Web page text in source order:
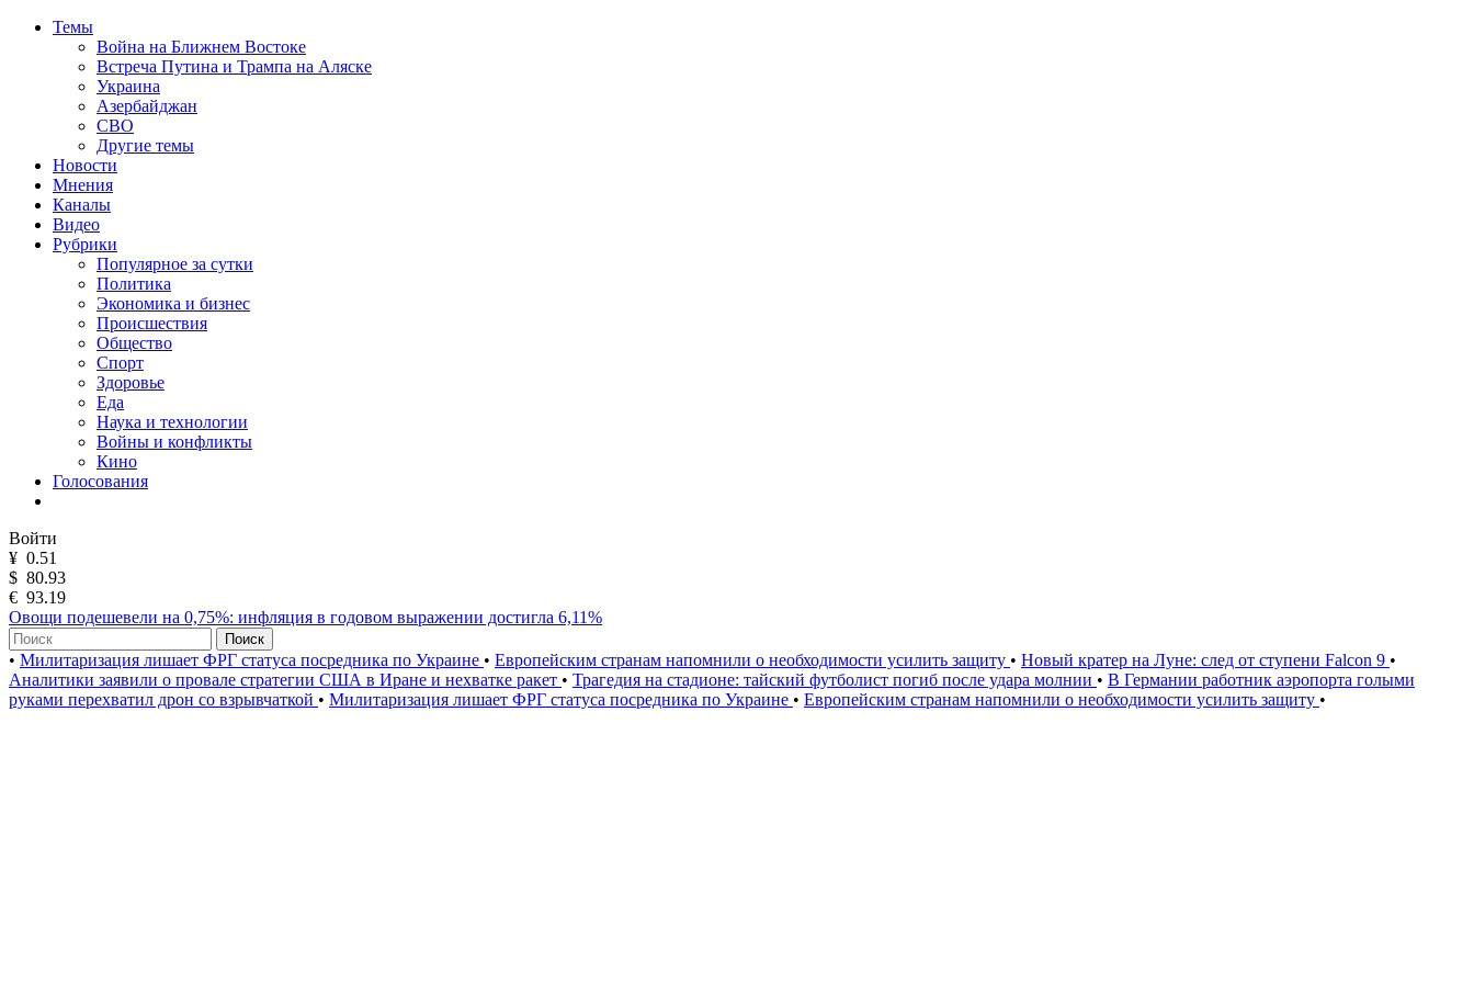
Темы
Война на Ближнем Востоке
Встреча Путина и Трампа на Аляске
Украина
Азербайджан
СВО
Другие темы
Новости
Мнения
Каналы
Видео
Рубрики
Популярное за сутки
Политика
Экономика и бизнес
Происшествия
Общество
Спорт
Здоровье
Еда
Наука и технологии
Войны и конфликты
Кино
Голосования
Войти
¥ 0.51
$ 80.93
€ 93.19
Овощи подешевели на 0,75%: инфляция в годовом выражении достигла 6,11%
Поиск
• Милитаризация лишает ФРГ статуса посредника по Украине • Европейским странам напомнили о необходимости усилить защиту • Новый кратер на Луне: след от ступени Falcon 9 •
Аналитики заявили о провале стратегии США в Иране и нехватке ракет • Трагедия на стадионе: тайский футболист погиб после удара молнии • В Германии работник аэропорта голыми
руками перехватил дрон со взрывчаткой • Милитаризация лишает ФРГ статуса посредника по Украине • Европейским странам напомнили о необходимости усилить защиту •